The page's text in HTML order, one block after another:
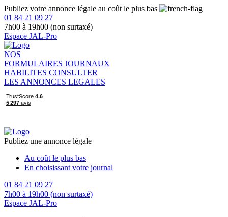
Publiez votre annonce légale au coût le plus bas
01 84 21 09 27
7h00 à 19h00 (non surtaxé)
Espace JAL-Pro
NOS
FORMULAIRES JOURNAUX
HABILITES CONSULTER
LES ANNONCES LEGALES
Publiez une annonce légale
Au coût le plus bas
En choisissant votre journal
01 84 21 09 27
7h00 à 19h00 (non surtaxé)
Espace JAL-Pro